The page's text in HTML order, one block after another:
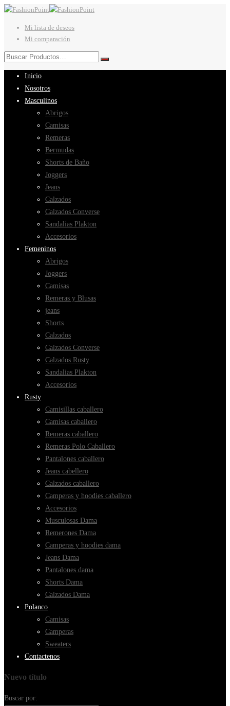
Mi lista de deseos
Mi comparación
Inicio
Nosotros
Masculinos
Abrigos
Camisas
Remeras
Bermudas
Shorts de Baño
Joggers
Jeans
Calzados
Calzados Converse
Sandalias Plakton
Accesorios
Femeninos
Abrigos
Joggers
Camisas
Remeras y Blusas
jeans
Shorts
Calzados
Calzados Converse
Calzados Rusty
Sandalias Plakton
Accesorios
Rusty
Camisillas caballero
Camisas caballero
Remeras caballero
Remeras Polo Caballero
Pantalones caballero
Jeans cabellero
Calzados caballero
Camperas y hoodies caballero
Accesorios
Musculosas Dama
Remerones Dama
Camperas y hoodies dama
Jeans Dama
Pantalones dama
Shorts Dama
Calzados Dama
Polanco
Camisas
Camperas
Sweaters
Contactenos
Nuevo título
Buscar por: